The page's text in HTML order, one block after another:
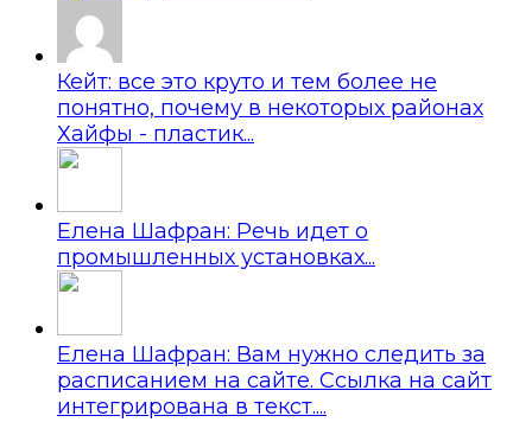
Кейт: все это круто и тем более не
понятно, почему в некоторых районах
Хайфы - пластик...
Елена Шафран: Речь идет о
промышленных установках...
Елена Шафран: Вам нужно следить за
расписанием на сайте. Ссылка на сайт
интегрирована в текст....